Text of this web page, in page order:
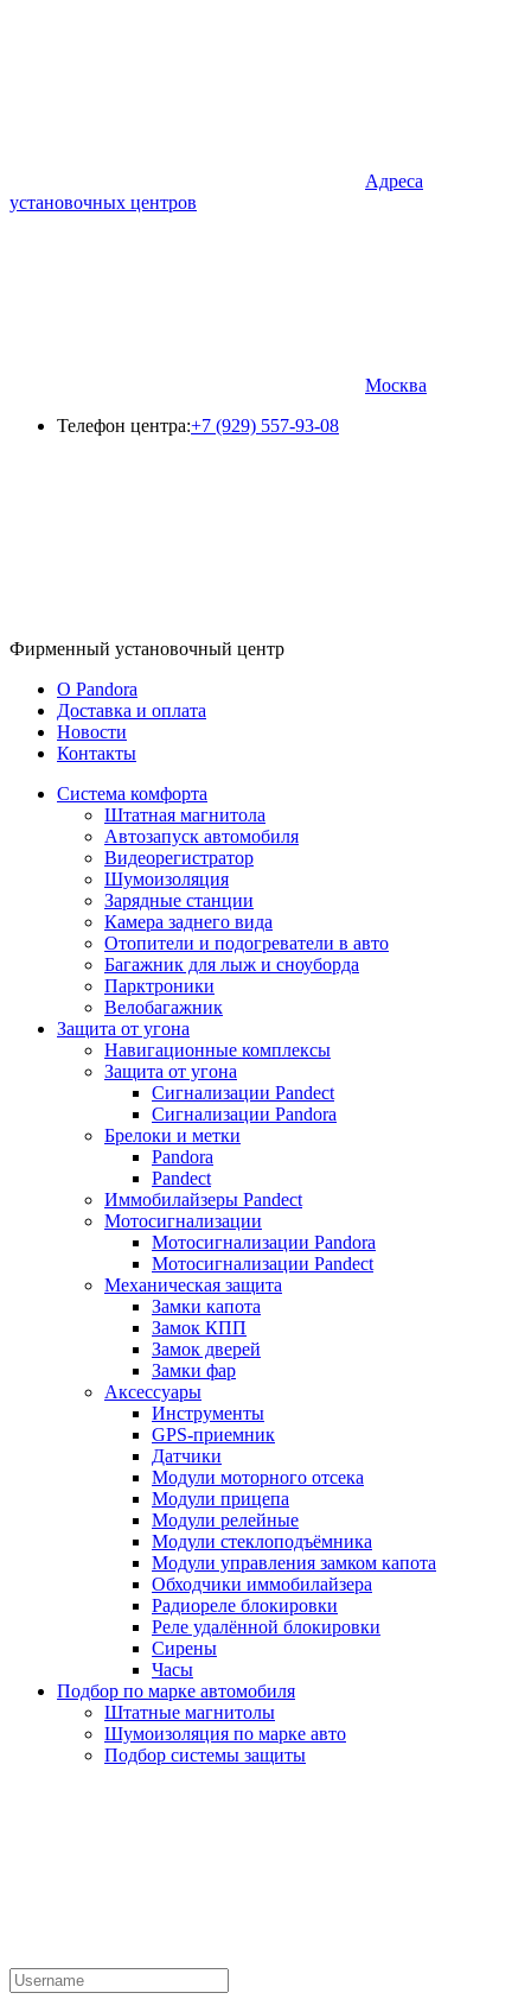
Адреса
установочных центров
Москва
Телефон центра:+7 (929) 557-93-08
Фирменный установочный центр
O Pandora
Доставка и оплата
Новости
Контакты
Система комфорта
Штатная магнитола
Автозапуск автомобиля
Видеорегистратор
Шумоизоляция
Зарядные станции
Камера заднего вида
Отопители и подогреватели в авто
Багажник для лыж и сноуборда
Парктроники
Велобагажник
Защита от угона
Навигационные комплексы
Защита от угона
Сигнализации Pandect
Сигнализации Pandora
Брелоки и метки
Pandora
Pandect
Иммобилайзеры Pandect
Мотосигнализации
Мотосигнализации Pandora
Мотосигнализации Pandect
Механическая защита
Замки капота
Замок КПП
Замок дверей
Замки фар
Аксессуары
Инструменты
GPS-приемник
Датчики
Модули моторного отсека
Модули прицепа
Модули релейные
Модули стеклоподъёмника
Модули управления замком капота
Обходчики иммобилайзера
Радиореле блокировки
Реле удалённой блокировки
Сирены
Часы
Подбор по марке автомобиля
Штатные магнитолы
Шумоизоляция по марке авто
Подбор системы защиты